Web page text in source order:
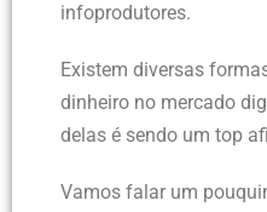
infoprodutores.
Existem diversas
dinheiro no mercado
delas é sendo um top
Vamos falar um